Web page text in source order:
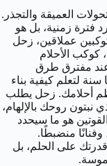
الفلكية لعام 2026، عام التحولات العميقة والتجذر.
فترة زمنية، بل هو
عملاقين، زحل
كوكب الأحلام
عند مفترق طرق
لتعلم كيفية بناء
أحلامك. زحل يطلب
نبتون روحك بالإلهام،
هو ما سيحدد
منضبطًا.
على الحلم، بل